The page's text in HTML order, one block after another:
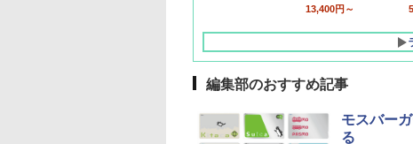
13,400円～
編集部のおすすめ記事
モスバー
る